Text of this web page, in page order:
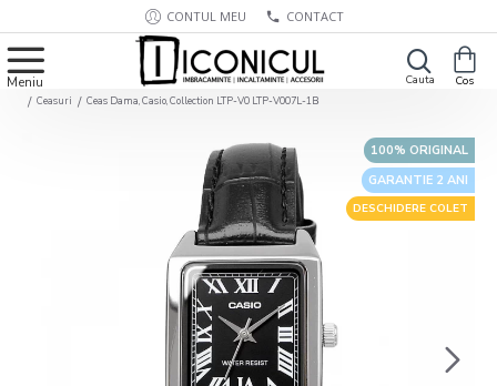
CONTUL MEU CONTACT
Ceasuri Ceas Dama, Casio, Collection LTP-V0 LTP-V007L-1B
GARANTIE 2 ANI
100% ORIGINAL
DESCHIDERE COLET